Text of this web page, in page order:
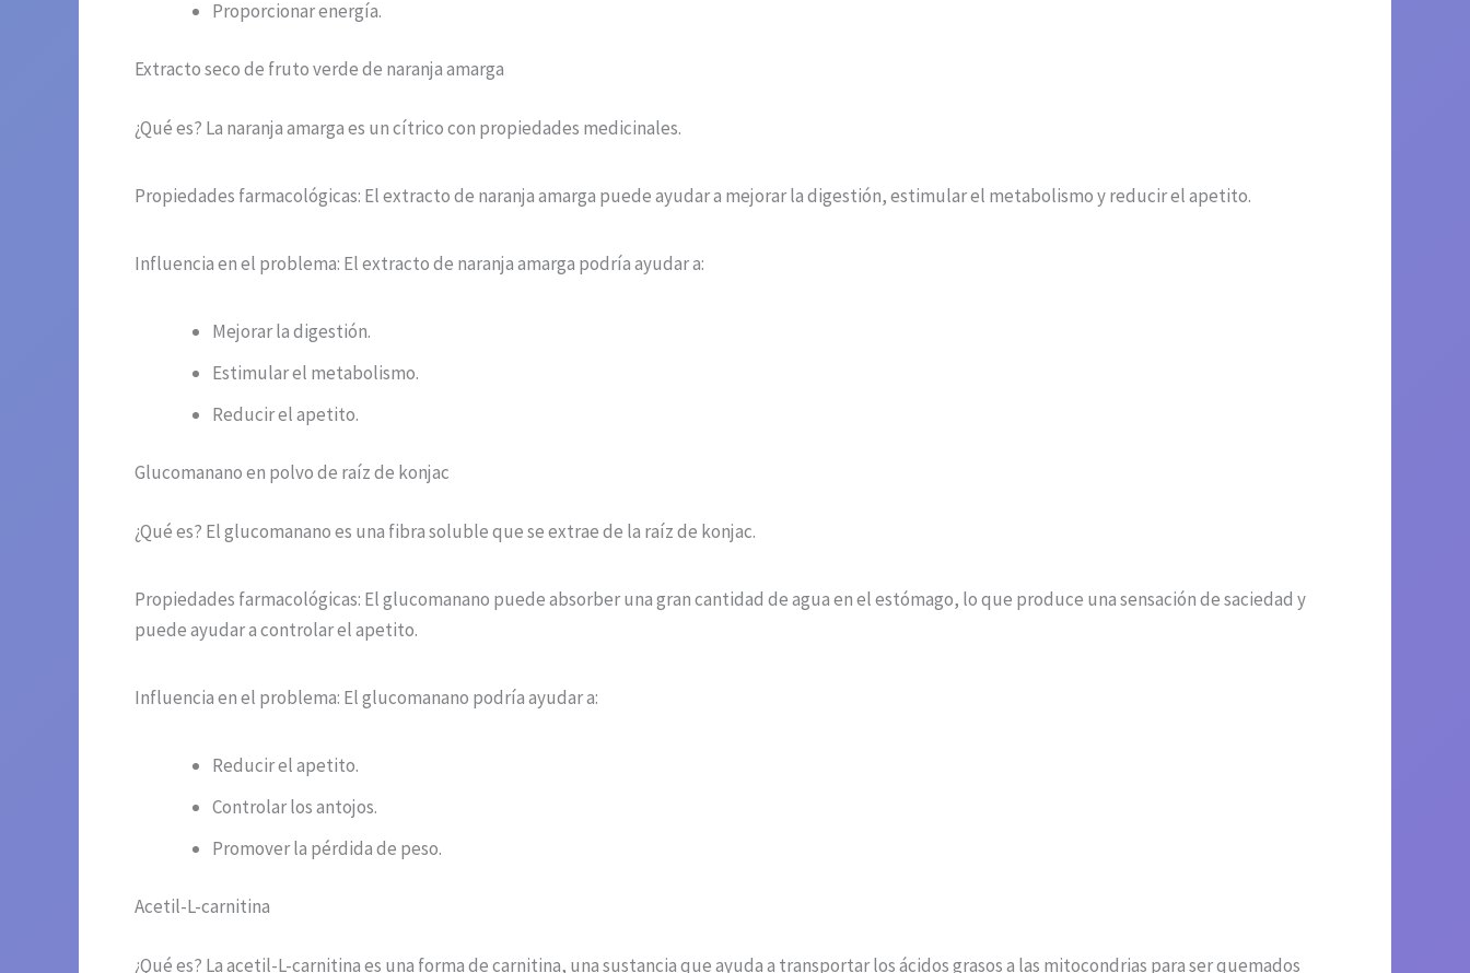
Proporcionar energía.
Extracto seco de fruto verde de naranja amarga
¿Qué es? La naranja amarga es un cítrico con propiedades medicinales.
Propiedades farmacológicas: El extracto de naranja amarga puede ayudar a mejorar la digestión, estimular el metabolismo y reducir el apetito.
Influencia en el problema: El extracto de naranja amarga podría ayudar a:
Mejorar la digestión.
Estimular el metabolismo.
Reducir el apetito.
Glucomanano en polvo de raíz de konjac
¿Qué es? El glucomanano es una fibra soluble que se extrae de la raíz de konjac.
Propiedades farmacológicas: El glucomanano puede absorber una gran cantidad de agua en el estómago, lo que produce una sensación de saciedad y
puede ayudar a controlar el apetito.
Influencia en el problema: El glucomanano podría ayudar a:
Reducir el apetito.
Controlar los antojos.
Promover la pérdida de peso.
Acetil-L-carnitina
¿Qué es? La acetil-L-carnitina es una forma de carnitina, una sustancia que ayuda a transportar los ácidos grasos a las mitocondrias para ser quemados